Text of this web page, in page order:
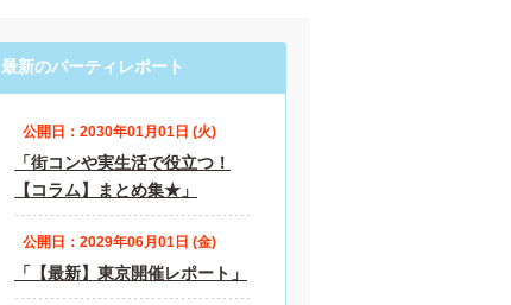
最新のパーティレポート
公開日：2030年01月01日 (火)
「街コンや実生活で役立つ！
【コラム】まとめ集★」
公開日：2029年06月01日 (金)
「【最新】東京開催レポート」